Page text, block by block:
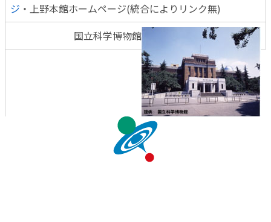
ジ ・上野本館ホームページ(統合によりリンク無)
国立科学博物館